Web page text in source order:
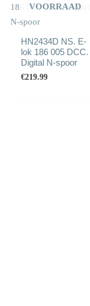
VOORRAAD
HN2434D NS. E-
lok 186 005 DCC.
Digital N-spoor
€219.99